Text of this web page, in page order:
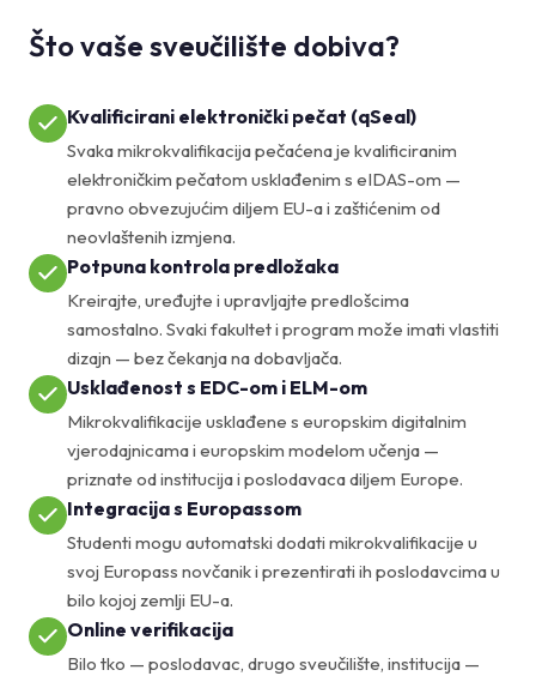
Što vaše sveučilište dobiva?
Kvalificirani elektronički pečat (qSeal)
Svaka mikrokvalifikacija pečaćena je kvalificiranim
elektroničkim pečatom usklađenim s eIDAS-om —
pravno obvezujućim diljem EU-a i zaštićenim od
neovlaštenih izmjena.
Potpuna kontrola predložaka
Kreirajte, uređujte i upravljajte predlošcima
samostalno. Svaki fakultet i program može imati vlastiti
dizajn — bez čekanja na dobavljača.
Usklađenost s EDC-om i ELM-om
Mikrokvalifikacije usklađene s europskim digitalnim
vjerodajnicama i europskim modelom učenja —
priznate od institucija i poslodavaca diljem Europe.
Integracija s Europassom
Studenti mogu automatski dodati mikrokvalifikacije u
svoj Europass novčanik i prezentirati ih poslodavcima u
bilo kojoj zemlji EU-a.
Online verifikacija
Bilo tko — poslodavac, drugo sveučilište, institucija —